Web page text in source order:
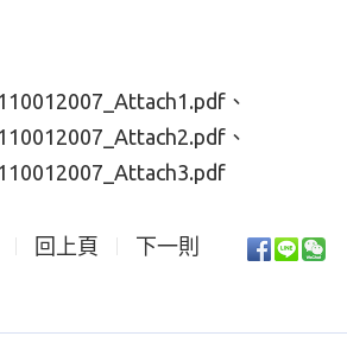
回上頁 下一則